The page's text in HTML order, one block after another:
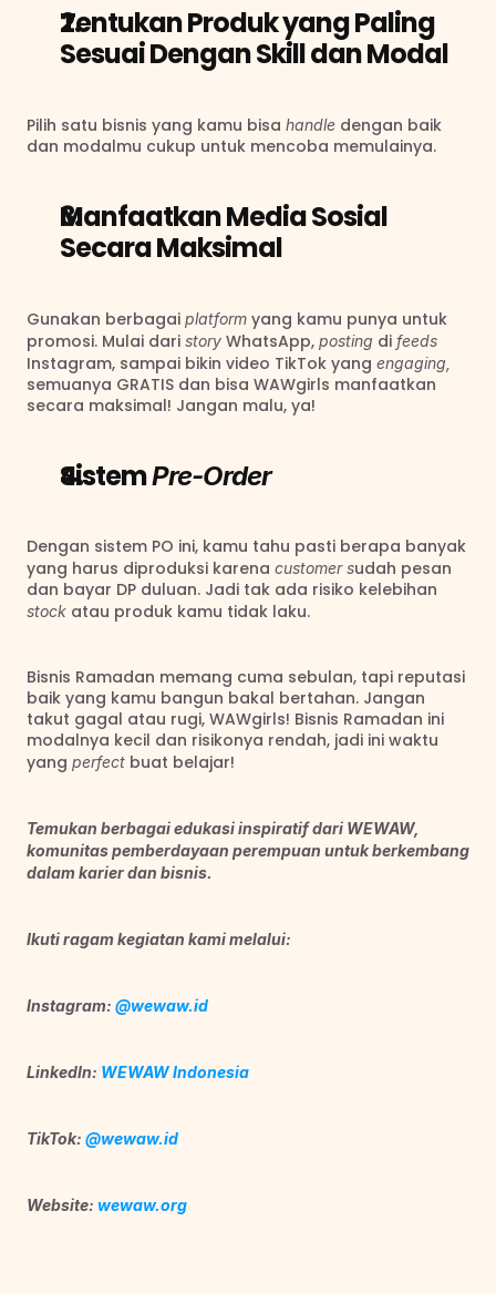
Tentukan Produk yang Paling
Sesuai Dengan Skill dan Modal
Pilih satu bisnis yang kamu bisa handle dengan baik
dan modalmu cukup untuk mencoba memulainya.
Manfaatkan Media Sosial
Secara Maksimal
Gunakan berbagai platform yang kamu punya untuk
promosi. Mulai dari story WhatsApp, posting di
Instagram, sampai bikin video TikTok yang
semuanya GRATIS dan bisa WAWgirls manfaatkan
secara maksimal! Jangan malu, ya!
Sistem Pre-Order
Dengan sistem PO ini, kamu tahu pasti berapa banyak
yang harus diproduksi karena customer sudah pesan
stock atau produk kamu tidak laku.
Bisnis Ramadan memang cuma sebulan, tapi reputasi
baik yang kamu bangun bakal bertahan. Jangan
takut gagal atau rugi, WAWgirls! Bisnis Ramadan ini
modalnya kecil dan risikonya rendah, jadi ini waktu
yang perfect buat belajar!
Temukan berbagai edukasi inspiratif dari WEWAW,
komunitas pemberdayaan perempuan untuk berkembang
dalam karier dan bisnis.
Ikuti ragam kegiatan kami melalui:
Instagram: @wewaw.id
LinkedIn: WEWAW Indonesia
TikTok: @wewaw.id
Website: wewaw.org